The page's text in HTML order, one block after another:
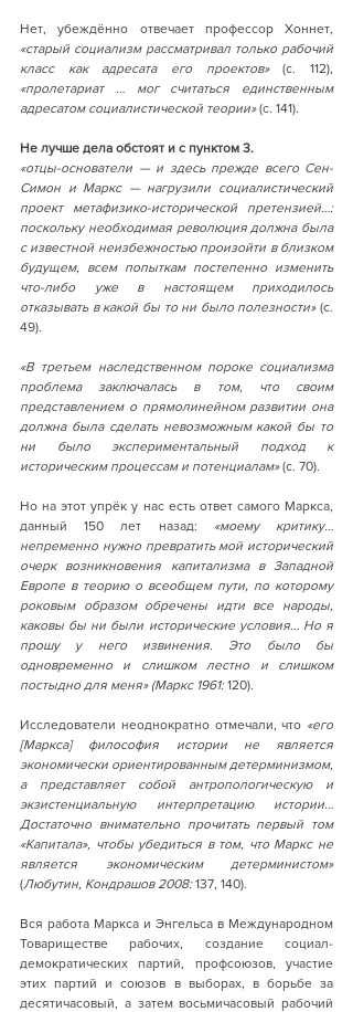
«старый социализм рассматривал только рабочий
класс как адресата его проектов»
«пролетариат … мог считаться единственным
адресатом социалистической теории» (с. 141)
Не лучше дела обстоят и с пунктом 3.
«отцы-основатели — и здесь прежде всего Сен-
Симон и Маркс — нагрузили социалистический
проект метафизико-исторической претензией…:
поскольку необходимая революция должна была
с известной неизбежностью произойти в близком
будущем, всем попыткам постепенно изменить
что-либо уже в настоящем приходилось
отказывать в какой бы то ни было полезности» (с.
49).
«В третьем наследственном пороке социализма
проблема заключалась в том, что своим
представлением о прямолинейном развитии она
должна была сделать невозможным какой бы то
ни было экспериментальный подход к
историческим процессам и потенциалам» (с. 70).
Но на этот упрёк у нас есть ответ самого Маркса,
данный 150 лет назад: «моему критику…
непременно нужно превратить мой исторический
очерк возникновения капитализма в Западной
Европе в теорию о всеобщем пути, по которому
роковым образом обречены идти все народы,
каковы бы ни были исторические условия… Но я
прошу у него извинения. Это было бы
одновременно и слишком лестно и слишком
постыдно для меня» (Маркс 1961: 120).
Исследователи неоднократно отмечали, что «его
[Маркса] философия истории не является
экономически ориентированным детерминизмом,
а представляет собой антропологическую и
экзистенциальную интерпретацию истории…
Достаточно внимательно прочитать первый том
«Капитала», чтобы убедиться в том, что Маркс не
является экономическим детерминистом»
(Любутин, Кондрашов 2008: 137, 140).
Вся работа Маркса и Энгельса в Международном
Товариществе рабочих, создание социал-
демократических партий, профсоюзов, участие
этих партий и союзов в выборах, в борьбе за
десятичасовый, а затем восьмичасовый рабочий